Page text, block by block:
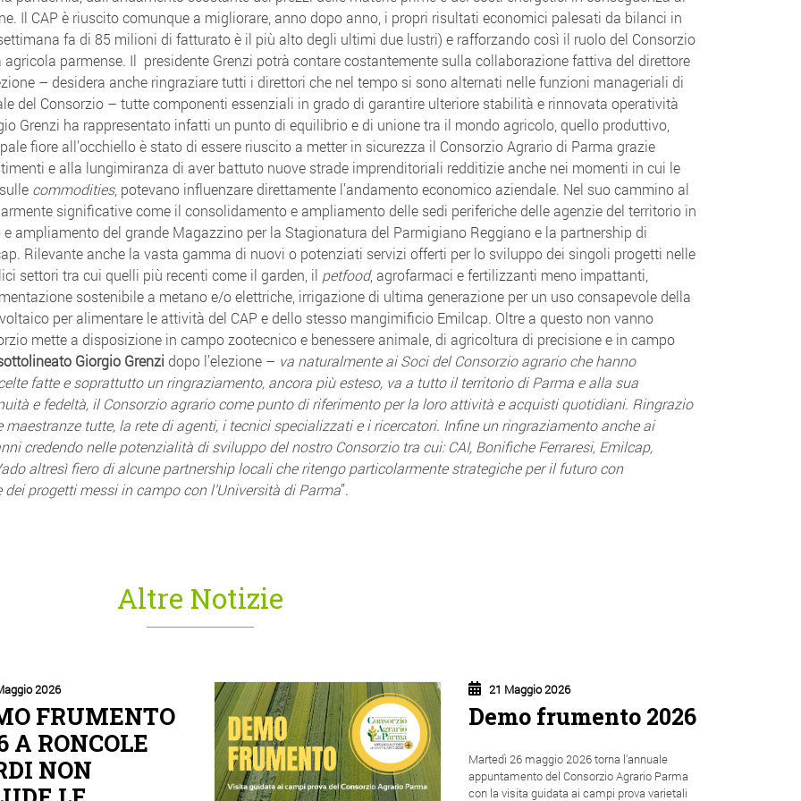
Il CAP è riuscito comunque a migliorare, anno dopo anno, i propri risultati economici palesati da bilanci in
fa di 85 milioni di fatturato è il più alto degli ultimi due lustri) e rafforzando così il ruolo del Consorzio
parmense. Il presidente Grenzi potrà contare costantemente sulla collaborazione fattiva del direttore
– desidera anche ringraziare tutti i direttori che nel tempo si sono alternati nelle funzioni manageriali di
del Consorzio – tutte componenti essenziali in grado di garantire ulteriore stabilità e rinnovata operatività
Grenzi ha rappresentato infatti un punto di equilibrio e di unione tra il mondo agricolo, quello produttivo,
fiore all’occhiello è stato di essere riuscito a metter in sicurezza il Consorzio Agrario di Parma grazie
e alla lungimiranza di aver battuto nuove strade imprenditoriali redditizie anche nei momenti in cui le
commodities, potevano influenzare direttamente l’andamento economico aziendale. Nel suo cammino al
significative come il consolidamento e ampliamento delle sedi periferiche delle agenzie del territorio in
ampliamento del grande Magazzino per la Stagionatura del Parmigiano Reggiano e la partnership di
Rilevante anche la vasta gamma di nuovi o potenziati servizi offerti per lo sviluppo dei singoli progetti nelle
settori tra cui quelli più recenti come il garden, il petfood, agrofarmaci e fertilizzanti meno impattanti,
sostenibile a metano e/o elettriche, irrigazione di ultima generazione per un uso consapevole della
per alimentare le attività del CAP e dello stesso mangimificio Emilcap. Oltre a questo non vanno
mette a disposizione in campo zootecnico e benessere animale, di agricoltura di precisione e in campo
Giorgio Grenzi dopo l’elezione – va naturalmente ai Soci del Consorzio agrario che hanno
fatte e soprattutto un ringraziamento, ancora più esteso, va a tutto il territorio di Parma e alla sua
e fedeltà, il Consorzio agrario come punto di riferimento per la loro attività e acquisti quotidiani. Ringrazio
tutte, la rete di agenti, i tecnici specializzati e i ricercatori. Infine un ringraziamento anche ai
credendo nelle potenzialità di sviluppo del nostro Consorzio tra cui: CAI, Bonifiche Ferraresi, Emilcap,
altresì fiero di alcune partnership locali che ritengo particolarmente strategiche per il futuro con
progetti messi in campo con l’Università di Parma”.
Altre Notizie
2026
FRUMENTO
A RONCOLE
NON
21 Maggio 2026
Demo frumento 2026
Martedì 26 maggio 2026 torna l’annuale
appuntamento del Consorzio Agrario Parma
con la visita guidata ai campi prova varietali